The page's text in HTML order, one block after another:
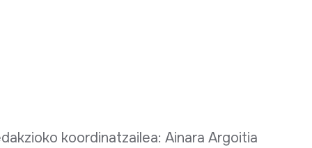
koordinatzailea: Ainara Argoitia